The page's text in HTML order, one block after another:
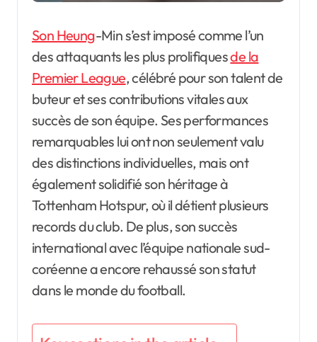
Son Heung-Min s’est imposé comme l’un
des attaquants les plus prolifiquesde la
Premier League, célébré pour son talent de
buteur et ses contributions vitales aux
succès de son équipe. Ses performances
remarquables lui ont non seulement valu
des distinctions individuelles, mais ont
également solidifié son héritage à
Tottenham Hotspur, où il détient plusieurs
records du club. De plus, son succès
international avec l’équipe nationale sud-
coréenne a encore rehaussé son statut
dans le monde du football.